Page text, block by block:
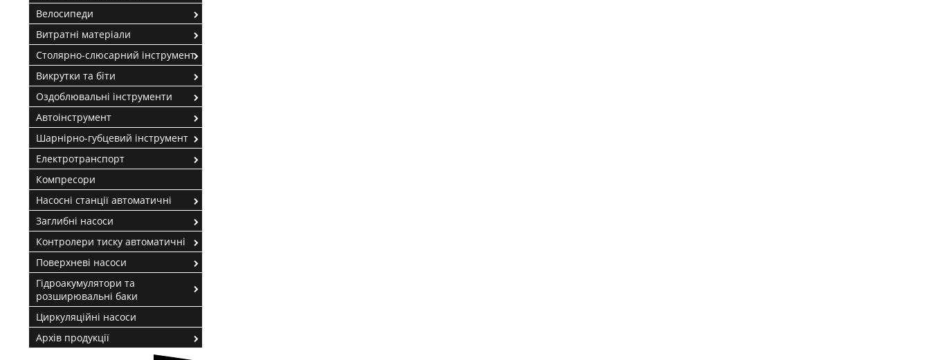
Велосипеди
Витратні матеріали
Столярно-слюсарний інструмент
Викрутки та біти
Оздоблювальні інструменти
Автоінструмент
Шарнірно-губцевий інструмент
Електротранспорт
Компресори
Насосні станції автоматичні
Заглибні насоси
Контролери тиску автоматичні
Поверхневі насоси
Гідроакумулятори та
розширювальні баки
Циркуляційні насоси
Архів продукції